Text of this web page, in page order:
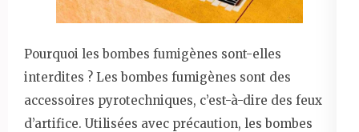
Pourquoi les bombes fumigènes sont-elles
interdites ? Les bombes fumigènes sont des
accessoires pyrotechniques, c’est-à-dire des feux
d’artifice. Utilisées avec précaution, les bombes